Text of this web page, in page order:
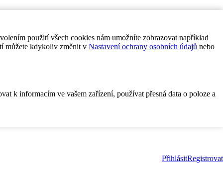
použití všech cookies nám umožníte zobrazovat například
můžete kdykoliv změnit v Nastavení ochrany osobních údajů nebo
k informacím ve vašem zařízení, používat přesná data o poloze a
PřihlásitRegistrovat